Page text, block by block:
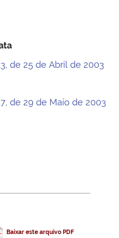
de 25 de Abril de 2003
de 29 de Maio de 2003
Baixar este arquivo PDF